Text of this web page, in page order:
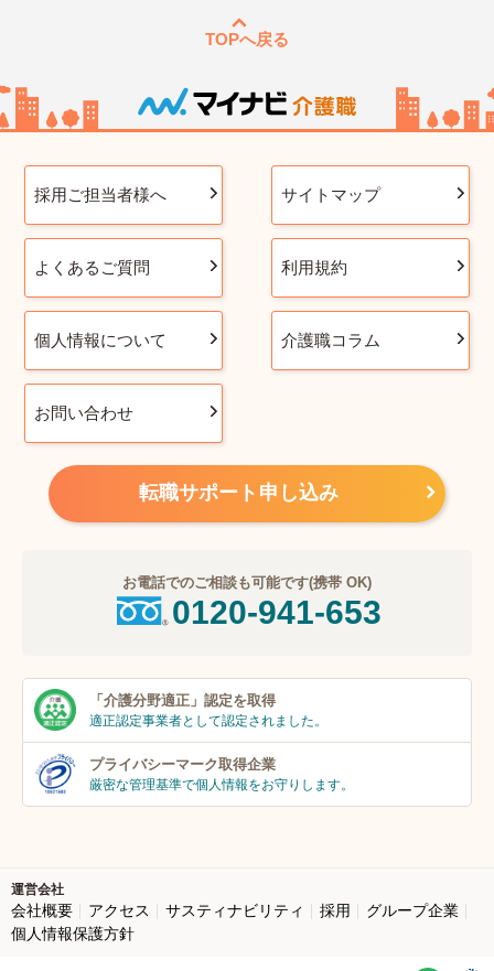
TOPへ戻る
採用ご担当者様へ サイトマップ
よくあるご質問 利用規約
個人情報について 介護職コラム
お問い合わせ
転職サポート申し込み
お電話でのご相談も可能です(携帯 OK)
0120-941-653
「介護分野適正」 認定を取得
適正認定事業者として認定されました。
プライバシーマーク取得企業
厳密な管理基準で個人情報をお守りします。
運営会社
会社概要 アクセス サスティナビリティ 採用
グループ企業
個人情報保護方針